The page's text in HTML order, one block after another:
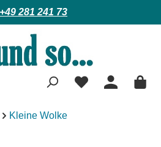
+49 281 241 73
Kleine Wolke